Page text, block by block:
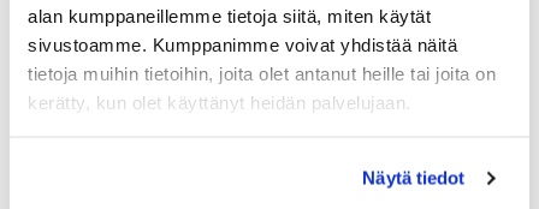
alan kumppaneillemme tietoja siitä, miten käytät
sivustoamme. Kumppanimme voivat yhdistää näitä
tietoja muihin tietoihin, joita olet antanut heille tai joita on
kerätty, kun olet käyttänyt heidän palvelujaan.
Näytä tiedot
Tervetuloa mukaan kehittämään
peliäsi rennossa ja kannustavassa
ilmapiirissä!